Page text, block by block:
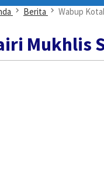
Berita Wabup
Mukhlis